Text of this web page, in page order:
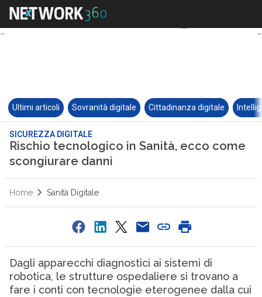
Ultimi articoli Sovranità digitale Cittadinanza digitale
SICUREZZA DIGITALE
Rischio tecnologico in Sanità, ecco come
scongiurare danni
Home Sanità Digitale
Dagli apparecchi diagnostici ai sistemi di
robotica, le strutture ospedaliere si trovano a
fare i conti con tecnologie eterogenee dalla cui